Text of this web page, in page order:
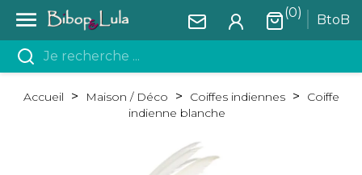
 BtoB
(0)
Accueil Maison / Déco Coiffes indiennes
Coiffe
indienne blanche